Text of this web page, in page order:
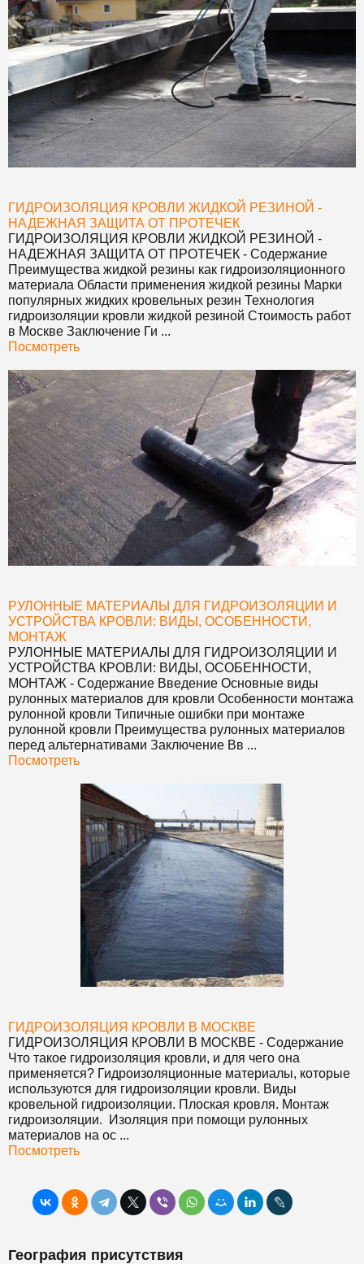
ГИДРОИЗОЛЯЦИЯ КРОВЛИ ЖИДКОЙ РЕЗИНОЙ -
НАДЕЖНАЯ ЗАЩИТА ОТ ПРОТЕЧЕК
ГИДРОИЗОЛЯЦИЯ КРОВЛИ ЖИДКОЙ РЕЗИНОЙ -
НАДЕЖНАЯ ЗАЩИТА ОТ ПРОТЕЧЕК - Содержание
Преимущества жидкой резины как гидроизоляционного
материала Области применения жидкой резины Марки
популярных жидких кровельных резин Технология
гидроизоляции кровли жидкой резиной Стоимость работ
в Москве Заключение Ги ...
Посмотреть
РУЛОННЫЕ МАТЕРИАЛЫ ДЛЯ ГИДРОИЗОЛЯЦИИ И
УСТРОЙСТВА КРОВЛИ: ВИДЫ, ОСОБЕННОСТИ,
МОНТАЖ
РУЛОННЫЕ МАТЕРИАЛЫ ДЛЯ ГИДРОИЗОЛЯЦИИ И
УСТРОЙСТВА КРОВЛИ: ВИДЫ, ОСОБЕННОСТИ,
МОНТАЖ - Содержание Введение Основные виды
рулонных материалов для кровли Особенности монтажа
рулонной кровли Типичные ошибки при монтаже
рулонной кровли Преимущества рулонных материалов
перед альтернативами Заключение Вв ...
Посмотреть
ГИДРОИЗОЛЯЦИЯ КРОВЛИ В МОСКВЕ
ГИДРОИЗОЛЯЦИЯ КРОВЛИ В МОСКВЕ - Содержание
Что такое гидроизоляция кровли, и для чего она
применяется? Гидроизоляционные материалы, которые
используются для гидроизоляции кровли. Виды
кровельной гидроизоляции. Плоская кровля. Монтаж
гидроизоляции. Изоляция при помощи рулонных
материалов на ос ...
Посмотреть
География присутствия